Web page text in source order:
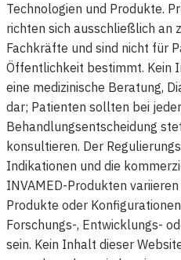
Technologien und Produkte.
richten sich ausschließlich an
Fachkräfte und sind nicht für
Öffentlichkeit bestimmt. Kein
eine medizinische Beratung,
dar; Patienten sollten bei
Behandlungsentscheidung
konsultieren. Der
Indikationen und die
INVAMED-Produkten
Produkte oder
Forschungs-, Entwicklungs-
sein. Kein Inhalt dieser